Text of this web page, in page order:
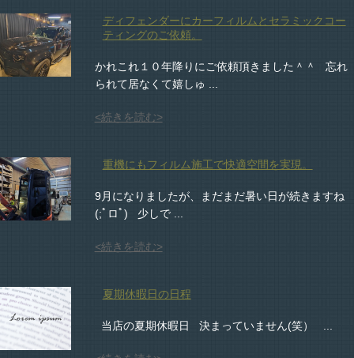
ディフェンダーにカーフィルムとセラミックコー
ティングのご依頼。
かれこれ１０年降りにご依頼頂きました＾＾ 忘れ
られて居なくて嬉しゅ ...
<続きを読む>
重機にもフィルム施工で快適空間を実現。
9月になりましたが、まだまだ暑い日が続きますね
(;ﾟロﾟ) 少しで ...
<続きを読む>
夏期休暇日の日程
当店の夏期休暇日 決まっていません(笑） ...